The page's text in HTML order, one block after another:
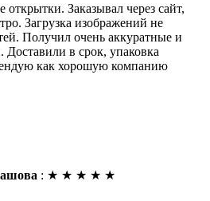
Заказывал через сайт,
Загрузка изображений не
Получил очень аккуратные и
Доставили в срок, упаковка
как хорошую компанию
: ★ ★ ★ ★ ★